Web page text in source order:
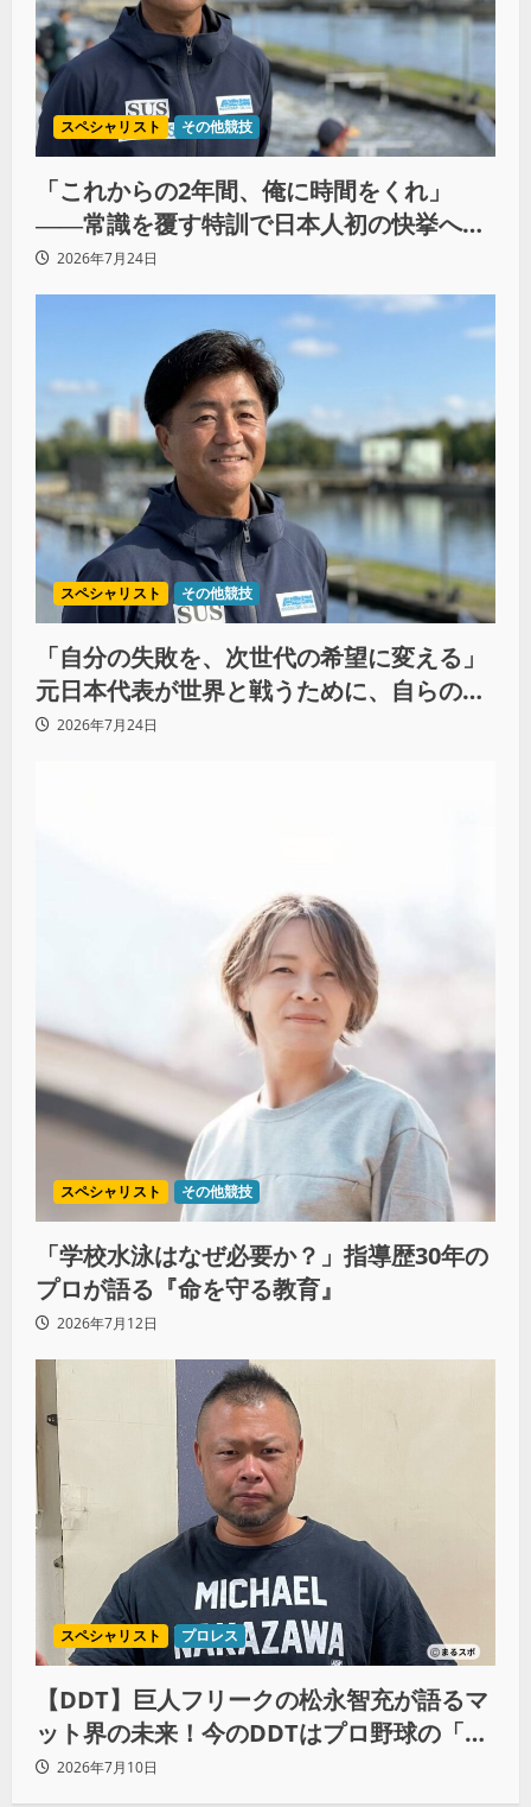
スペシャリスト その他競技
「これからの2年間、俺に時間をくれ」
――常識を覆す特訓で日本人初の快挙へ
（後編）
2026年7月24日
スペシャリスト その他競技
「自分の失敗を、次世代の希望に変える」
元日本代表が世界と戦うために、自らの過
去をすべて捨てた理由（前編）
2026年7月24日
スペシャリスト その他競技
「学校水泳はなぜ必要か？」指導歴30年の
プロが語る『命を守る教育』
2026年7月12日
スペシャリスト プロレス
【DDT】巨人フリークの松永智充が語るマ
ット界の未来！今のDDTはプロ野球の「ソ
フトバンク状態」
2026年7月10日